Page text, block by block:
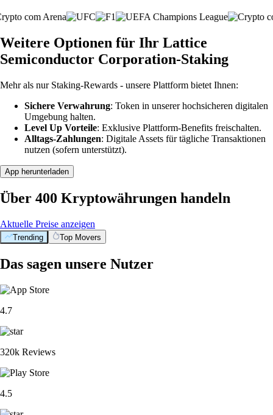
Weitere Optionen für Ihr Lattice
Semiconductor Corporation-Staking
Mehr als nur Staking-Rewards - unsere Plattform bietet Ihnen:
Sichere Verwahrung: Token in unserer hochsicheren digitalen
Umgebung halten.
Level Up Vorteile: Exklusive Plattform-Benefits freischalten.
Alltags-Zahlungen: Digitale Assets für tägliche Transaktionen
nutzen (sofern unterstützt).
App herunterladen
Über 400 Kryptowährungen handeln
Aktuelle Preise anzeigen
Trending Top Movers
Das sagen unsere Nutzer
4.7
320k Reviews
4.5